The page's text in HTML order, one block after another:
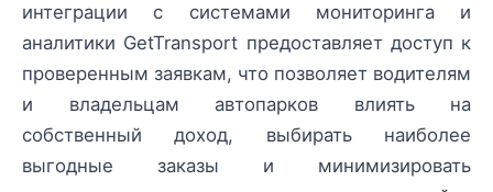
интеграции с системами мониторинга и
аналитики GetTransport предоставляет доступ к
проверенным заявкам, что позволяет водителям
и владельцам автопарков влиять на
собственный доход, выбирать наиболее
выгодные заказы и минимизировать